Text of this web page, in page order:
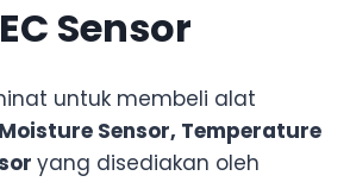
Sensor
untuk membeli alat
Sensor, Temperature
yang disediakan oleh